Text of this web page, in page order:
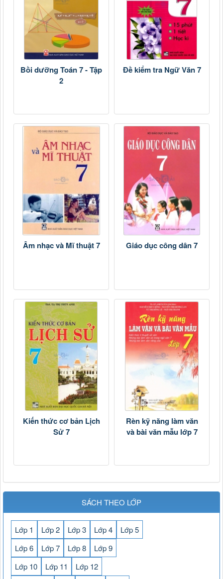
Bồi dưỡng Toán 7 - Tập
2
Đề kiểm tra Ngữ Văn 7
Âm nhạc và Mĩ thuật 7 Giáo dục công dân 7
Kiến thức cơ bản Lịch
Sử 7
Rèn kỹ năng làm văn
và bài văn mẫu lớp 7
SÁCH THEO LỚP
Lớp 1 Lớp 2 Lớp 3 Lớp 4
Lớp 5
Lớp 6
Lớp 7 Lớp 8
Lớp 9
Lớp 10
Lớp 11
Lớp 12